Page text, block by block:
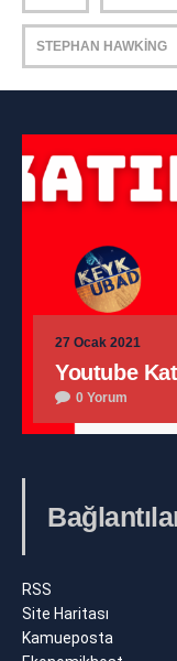
STEPHAN HAWKING
27 Ocak 2021
Youtube
0 Yorum
RSS
Site Haritası
Kamueposta